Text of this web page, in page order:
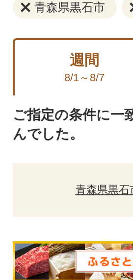
青森県黒石市
週間
8/1～8/7
ご指定の条件に一
んでした。
青森県黒